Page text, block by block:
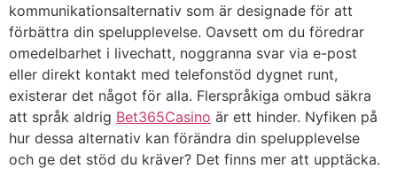
kommunikationsalternativ som är designade för att
förbättra din spelupplevelse. Oavsett om du föredrar
omedelbarhet i livechatt, noggranna svar via e-post
eller direkt kontakt med telefonstöd dygnet runt,
existerar det något för alla. Flerspråkiga ombud säkra
att språk aldrig Bet365Casino är ett hinder. Nyfiken på
hur dessa alternativ kan förändra din spelupplevelse
och ge det stöd du kräver? Det finns mer att upptäcka.